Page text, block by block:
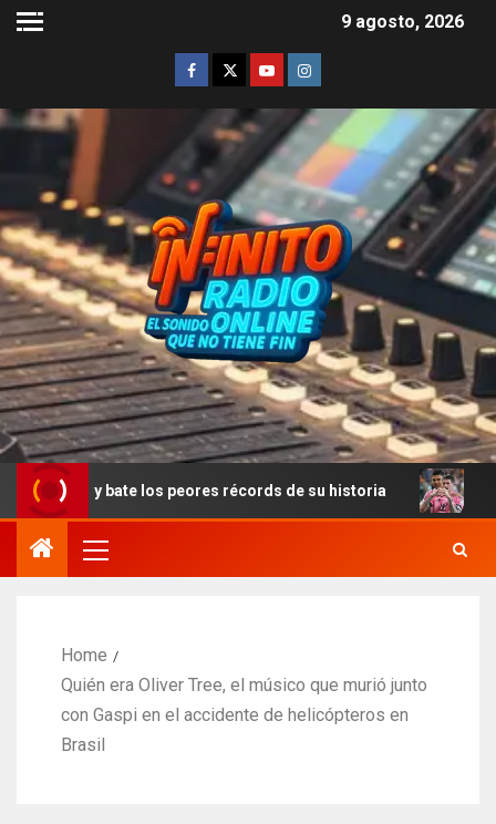
9 agosto, 2026
y bate los peores récords de su historia Rodrigo
Home
Quién era Oliver Tree, el músico que murió junto
con Gaspi en el accidente de helicópteros en
Brasil